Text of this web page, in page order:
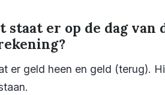
staat er op de dag van
er geld heen en geld (terug).